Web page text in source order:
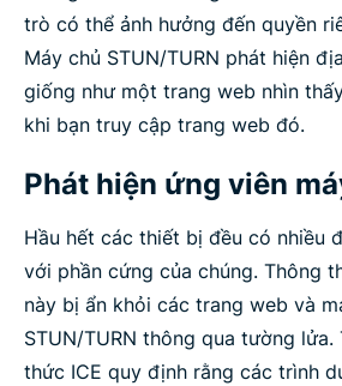
trò có thể ảnh hưởng đến quyền
Máy chủ STUN/TURN phát hiện
giống như một trang web nhìn
khi bạn truy cập trang web đó.
Phát hiện ứng viên
Hầu hết các thiết bị đều có nhiều
với phần cứng của chúng. Thông
này bị ẩn khỏi các trang web và
STUN/TURN thông qua tường lửa.
thức ICE quy định rằng các trình